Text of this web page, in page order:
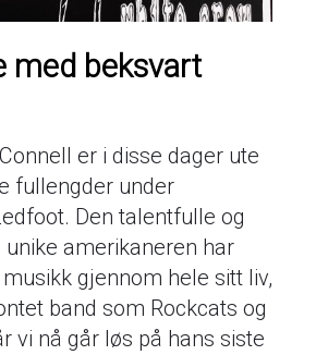
med beksvart
er i disse dager ute
fullengder under
Den talentfulle og
amerikaneren har
gjennom hele sitt liv,
band som Rockcats og
vi nå går løs på hans siste